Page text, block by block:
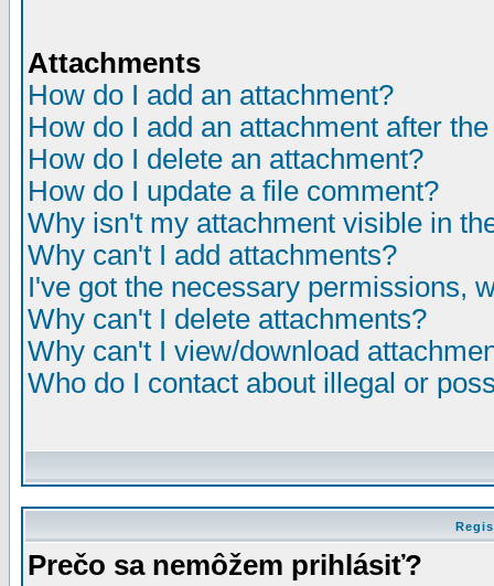
Attachments
How do I add an attachment?
How do I add an attachment after
How do I delete an attachment?
How do I update a file comment?
Why isn't my attachment visible in
Why can't I add attachments?
I've got the necessary permissions,
Why can't I delete attachments?
Why can't I view/download
Who do I contact about illegal or
Prečo sa nemôžem prihlásiť?